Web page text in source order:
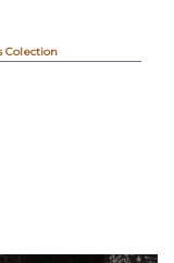
Colection